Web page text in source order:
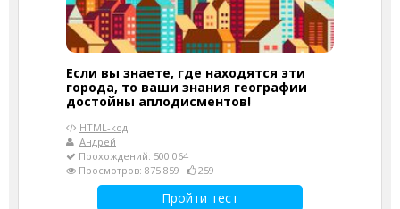
Если вы знаете, где находятся эти
города, то ваши знания географии
достойны аплодисментов!
HTML-код
Андрей
Прохождений: 500 064
Просмотров: 875 859
259
Пройти тест